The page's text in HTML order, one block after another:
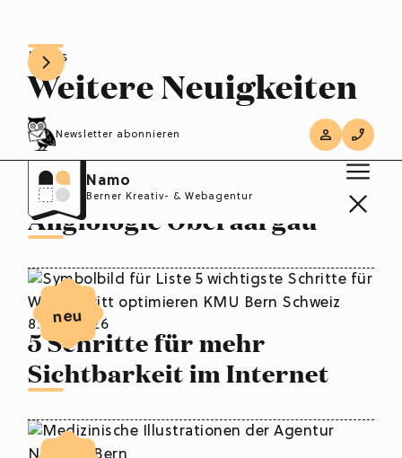
Newsletter abonnieren
Namo
Berner Kreativ- & Webagentur
News
Weitere Neuigkeiten
entdecken
24. Juli 2026
Neue Webseite für
Angiologie Oberaargau
neu
8. Juli 2026
5 Schritte für mehr
Sichtbarkeit im Internet
neu